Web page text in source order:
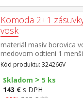
Komoda 2+1
vosk
materiál masív borovica
medovom odtieni 1
zásuvky s kovovými
Kód produktu: 324266V
Skladom > 5 ks
143 € s DPH